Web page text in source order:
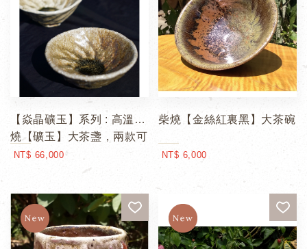
【焱晶礦玉】系列 : 高溫柴
燒【礦玉】大茶盞，兩款可
選
NT$ 66,000
柴燒【金絲紅裏黑】大茶碗
NT$ 6,000